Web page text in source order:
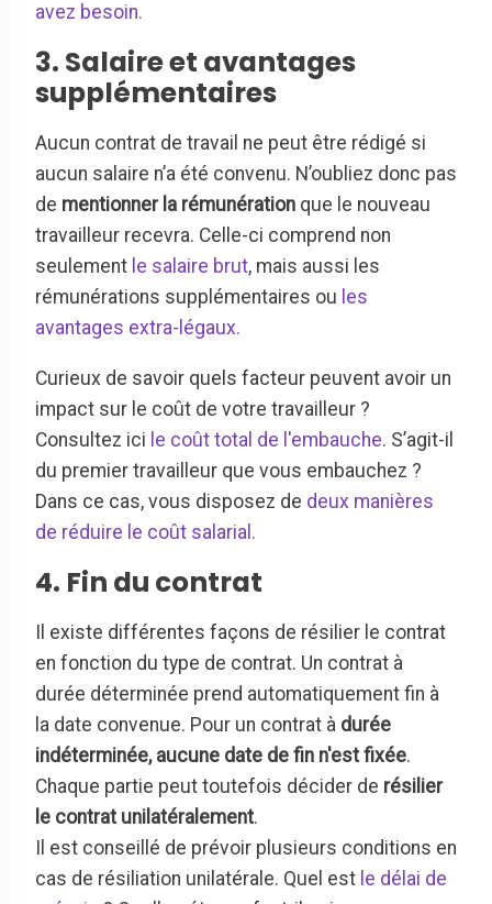
avez besoin.
3. Salaire et avantages
supplémentaires
Aucun contrat de travail ne peut être rédigé si
aucun salaire n’a été convenu. N’oubliez donc pas
de mentionner la rémunération que le nouveau
travailleur recevra. Celle-ci comprend non
seulement le salaire brut, mais aussi les
rémunérations supplémentaires ou les
avantages extra-légaux.
Curieux de savoir quels facteur peuvent avoir un
impact sur le coût de votre travailleur ?
Consultez ici le coût total de l'embauche. S’agit-il
du premier travailleur que vous embauchez ?
Dans ce cas, vous disposez de deux manières
de réduire le coût salarial.
4. Fin du contrat
Il existe différentes façons de résilier le contrat
en fonction du type de contrat. Un contrat à
durée déterminée prend automatiquement fin à
la date convenue. Pour un contrat à durée
indéterminée, aucune date de fin n'est fixée.
Chaque partie peut toutefois décider de résilier
le contrat unilatéralement.
Il est conseillé de prévoir plusieurs conditions en
cas de résiliation unilatérale. Quel est le délai de